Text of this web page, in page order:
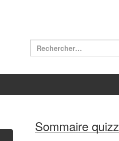
Rechercher :
Sommaire quizz